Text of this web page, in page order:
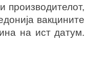
производителот,
вакцините
на ист датум.